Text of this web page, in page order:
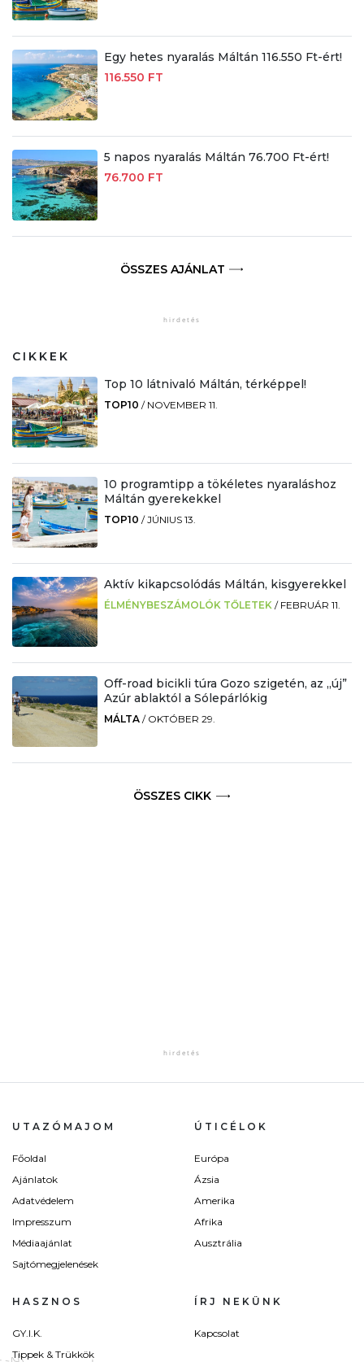
Egy hetes nyaralás Máltán 116.550 Ft-ért!
116.550 FT
5 napos nyaralás Máltán 76.700 Ft-ért!
76.700 FT
ÖSSZES AJÁNLAT
CIKKEK
Top 10 látnivaló Máltán, térképpel!
TOP10 / NOVEMBER 11.
10 programtipp a tökéletes nyaraláshoz
Máltán gyerekekkel
TOP10 /JÚNIUS 13.
Aktív kikapcsolódás Máltán, kisgyerekkel
ÉLMÉNYBESZÁMOLÓK TŐLETEK / FEBRUÁR 11.
Off-road bicikli túra Gozo szigetén, az „új”
Azúr ablaktól a Sólepárlókig
MÁLTA / OKTÓBER 29.
ÖSSZES CIKK
UTAZÓMAJOM
Főoldal
Ajánlatok
Adatvédelem
Impresszum
Médiaajánlat
Sajtómegjelenések
ÚTICÉLOK
Európa
Ázsia
Amerika
Afrika
Ausztrália
HASZNOS
GY.I.K.
Tippek & Trükkök
ÍRJ NEKÜNK
Kapcsolat